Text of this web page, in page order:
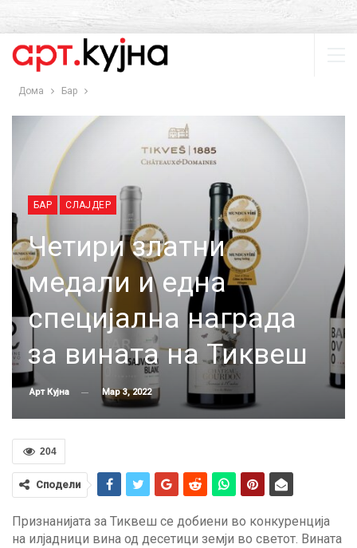
Дома Бар
БАР СЛАЈДЕР
Четири златни
медали и една
специјална награда
за вината на Тиквеш
Арт Кујна Мар 3, 2022
204
Сподели
Признанијата за Тиквеш се добиени во конкуренција
на илјадници вина од десетици земји во светот. Вината